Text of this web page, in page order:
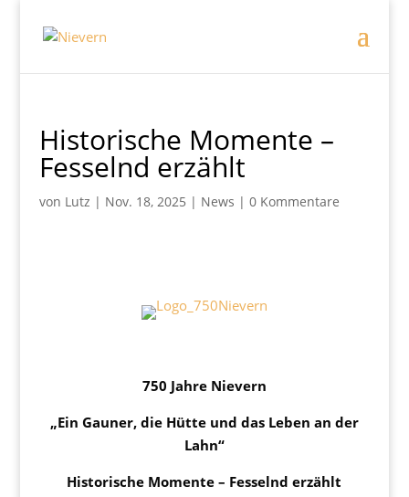
Historische Momente –
Fesselnd erzählt
von Lutz | Nov. 18, 2025 | News | 0 Kommentare
750 Jahre Nievern
„Ein Gauner, die Hütte und das Leben an der
Lahn“
Historische Momente – Fesselnd erzählt